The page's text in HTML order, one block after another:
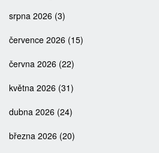
srpna 2026 (3)
července 2026 (15)
června 2026 (22)
května 2026 (31)
dubna 2026 (24)
března 2026 (20)